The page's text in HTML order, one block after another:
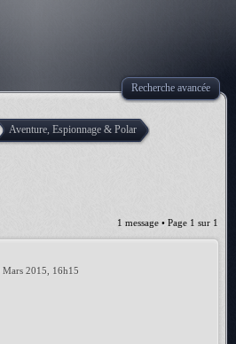
Recherche avancée
Aventure, Espionnage & Polar
1 message • Page 1 sur 1
2015, 16h15